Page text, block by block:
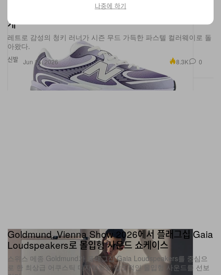
신발
레트로 감성의 청키 러너가 시즌 무드 가득한 파스텔 컬러웨이로 돌
아왔다.
Jun 14, 2026
Loudspeakers로 몰입형 사운드 쇼케이스
스위스 메종 Goldmund가 플래그십 Gaia Loudspeakers를 중심으
로 한 최상급 어쿠스틱 디자인으로 압도적인 몰입형 사운드를 선보
인다.
나중에 하기